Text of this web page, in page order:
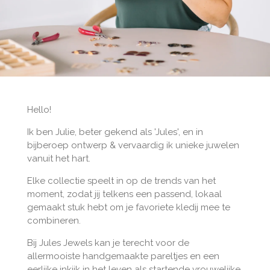
Hello!
Ik ben Julie, beter gekend als 'Jules', en in
bijberoep ontwerp & vervaardig ik unieke juwelen
vanuit het hart.
Elke collectie speelt in op de trends van het
moment, zodat jij telkens een passend, lokaal
gemaakt stuk hebt om je favoriete kledij mee te
combineren.
Bij Jules Jewels kan je terecht voor de
allermooiste handgemaakte pareltjes en een